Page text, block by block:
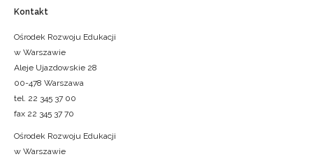
Kontakt
Ośrodek Rozwoju Edukacji
w Warszawie
Aleje Ujazdowskie 28
00-478 Warszawa
tel. 22 345 37 00
fax 22 345 37 70
Ośrodek Rozwoju Edukacji
w Warszawie